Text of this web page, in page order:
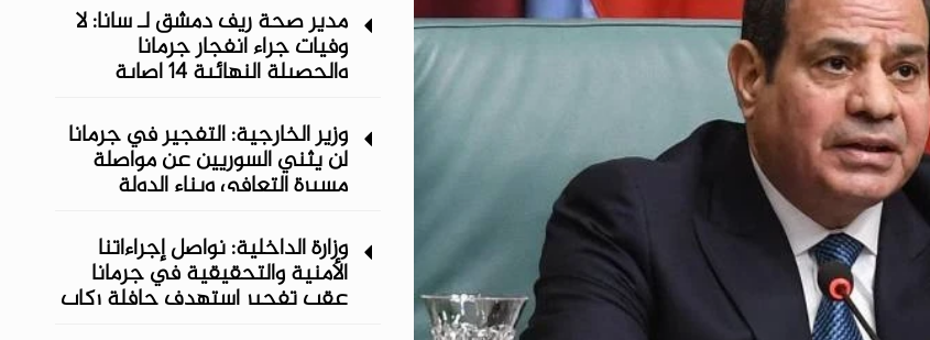
مدير صحة ريف دمشق لـ سانا: لا
وفيات جراء انفجار جرمانا
والحصيلة النهائية 14 إصابة
وزير الخارجية: التفجير في جرمانا
لن يثني السوريين عن مواصلة
مسيرة التعافي وبناء الدولة
وزارة الداخلية: نواصل إجراءاتنا
الأمنية والتحقيقية في جرمانا
عقب تفجير استهدف حافلة ركاب